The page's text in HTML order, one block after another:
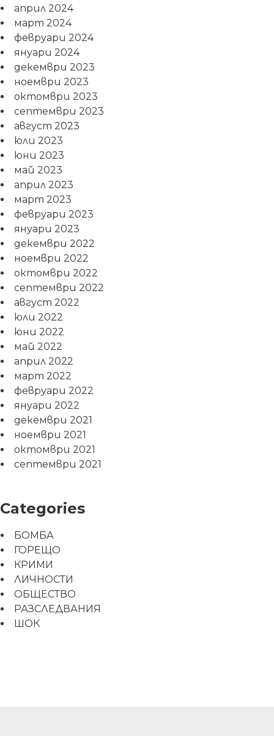
април 2024
март 2024
февруари 2024
януари 2024
декември 2023
ноември 2023
октомври 2023
септември 2023
август 2023
юли 2023
юни 2023
май 2023
април 2023
март 2023
февруари 2023
януари 2023
декември 2022
ноември 2022
октомври 2022
септември 2022
август 2022
юли 2022
юни 2022
май 2022
април 2022
март 2022
февруари 2022
януари 2022
декември 2021
ноември 2021
октомври 2021
септември 2021
Categories
БОМБА
ГОРЕЩО
КРИМИ
ЛИЧНОСТИ
ОБЩЕСТВО
РАЗСЛЕДВАНИЯ
ШОК